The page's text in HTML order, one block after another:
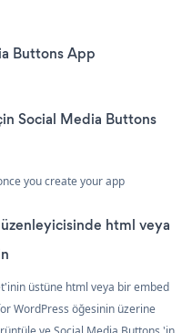
Buttons App
Social Media Buttons
you create your app
html veya
üstüne html veya bir embed
WordPress öğesinin üzerine